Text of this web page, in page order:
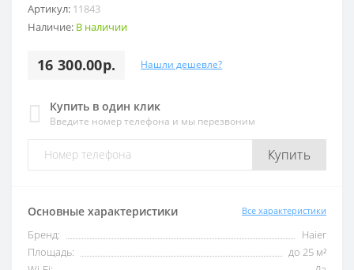
Артикул: 11843
Наличие: В наличии
16 300.00р. Нашли дешевле?
Купить в один клик
Введите номер телефона и мы перезвоним
Купить
Основные характеристики Все характеристики
Бренд:
Haier
Площадь:
до 25 м²